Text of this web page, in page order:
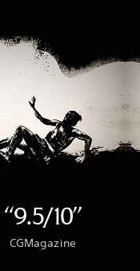
“9.5/10”
CGMagazine